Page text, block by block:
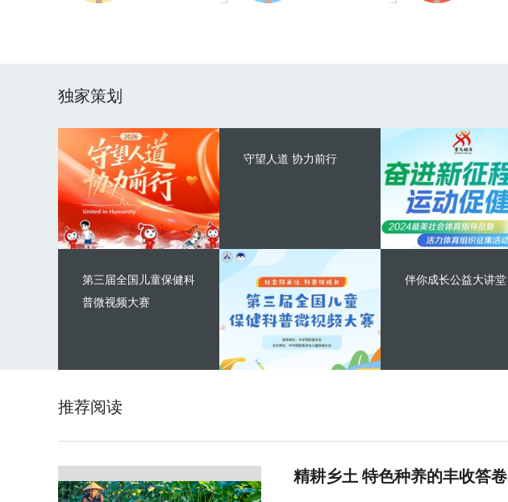
独家策划
守望人道 协力前行
第三届全国儿童保健科
普微视频大赛
伴你成长公益大讲堂
推荐阅读
精耕乡土 特色种养的丰收答卷